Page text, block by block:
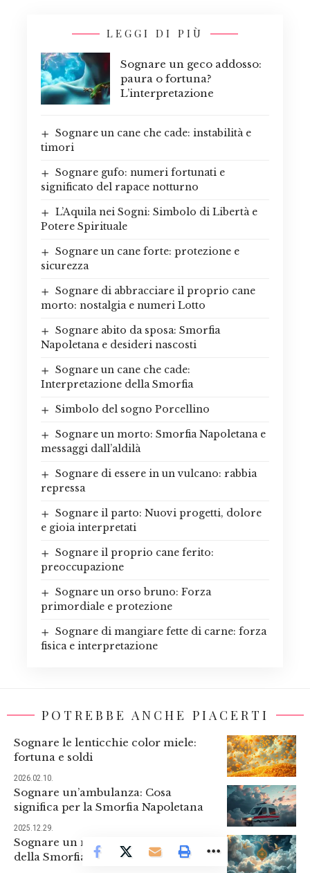
LEGGI DI PIÙ
Sognare un geco addosso:
paura o fortuna?
L’interpretazione
Sognare un cane che cade: instabilità e
timori
Sognare gufo: numeri fortunati e
significato del rapace notturno
L’Aquila nei Sogni: Simbolo di Libertà e
Potere Spirituale
Sognare un cane forte: protezione e
sicurezza
Sognare di abbracciare il proprio cane
morto: nostalgia e numeri Lotto
Sognare abito da sposa: Smorfia
Napoletana e desideri nascosti
Sognare un cane che cade:
Interpretazione della Smorfia
Simbolo del sogno Porcellino
Sognare un morto: Smorfia Napoletana e
messaggi dall’aldilà
Sognare di essere in un vulcano: rabbia
repressa
Sognare il parto: Nuovi progetti, dolore
e gioia interpretati
Sognare il proprio cane ferito:
preoccupazione
Sognare un orso bruno: Forza
primordiale e protezione
Sognare di mangiare fette di carne: forza
fisica e interpretazione
POTREBBE ANCHE PIACERTI
Sognare le lenticchie color miele:
fortuna e soldi
2026.02.10.
Sognare un’ambulanza: Cosa
significa per la Smorfia Napoletana
2025.12.29.
Sognare un morto: interpretazione
della Smorfia Napoletana